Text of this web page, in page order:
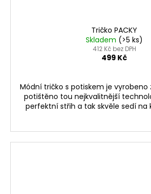
Tričko PACKY
Skladem (>5 ks)
412 Kč bez DPH
499 Kč
Módní tričko s potiskem je vyrobeno
potištěno tou nejkvalitnější
perfektní střih a tak skvěle sedí na